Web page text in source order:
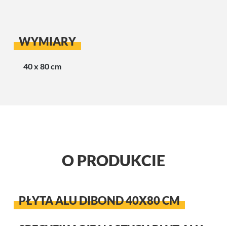
WYMIARY
40 x 80 cm
O PRODUKCIE
PŁYTA ALU DIBOND 40X80 CM